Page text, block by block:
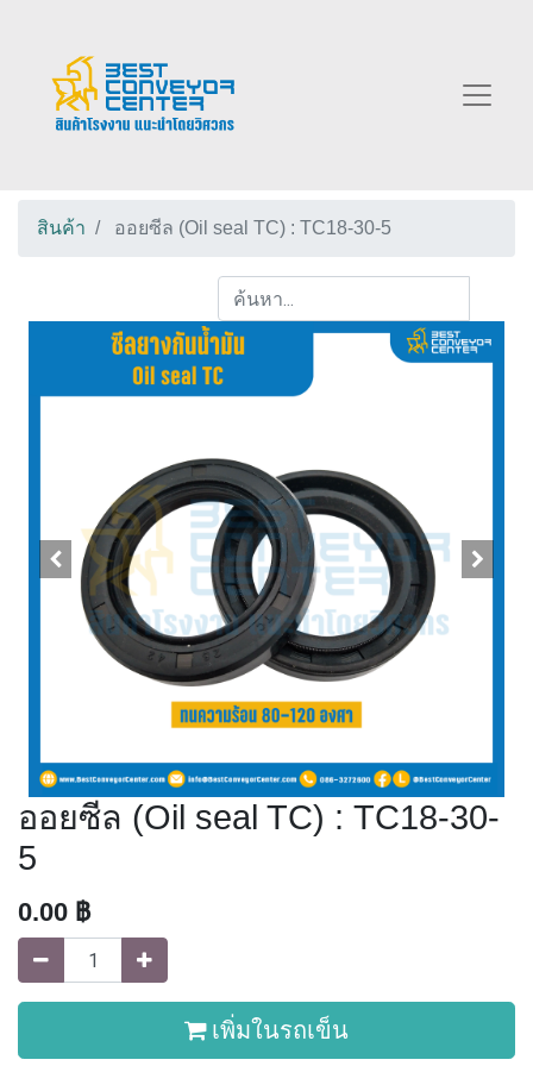
สินค้า ออยซีล (Oil seal TC) : TC18-30-5
ออยซีล (Oil seal TC) : TC18-30-
5
0.00 ฿
เพิ่มในรถเข็น